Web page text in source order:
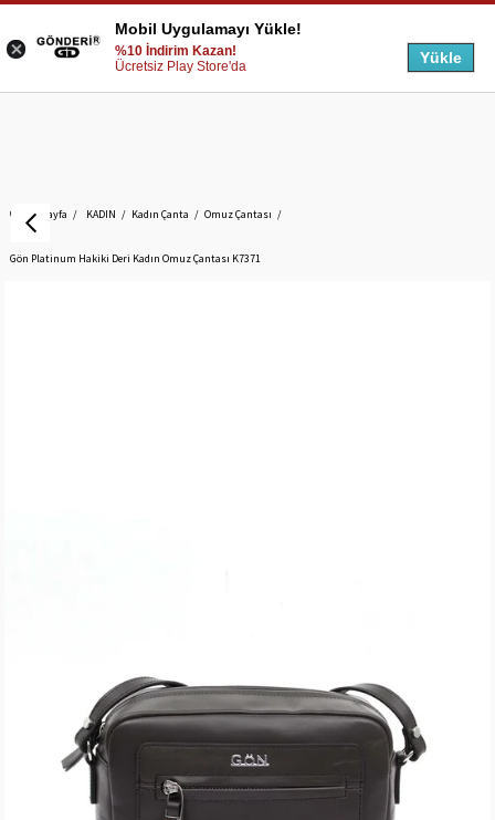
Anasayfa KADIN Kadın Çanta Omuz Çantası
Gön Platinum Hakiki Deri Kadın Omuz Çantası K7371
Mobil Uygulamayı Yükle!
%10 İndirim Kazan!
Ücretsiz Play Store'da
Yükle